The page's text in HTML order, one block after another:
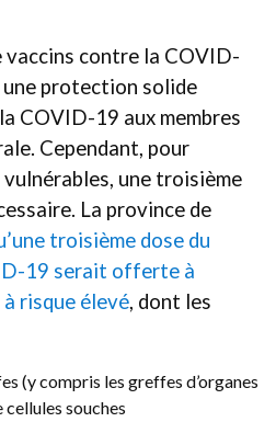
vaccins contre la COVID-
protection solide
COVID-19 aux membres
Cependant, pour
une troisième
La province de
troisième dose du
19 serait offerte à
risque élevé, dont les
(y compris les greffes d’organes
souches